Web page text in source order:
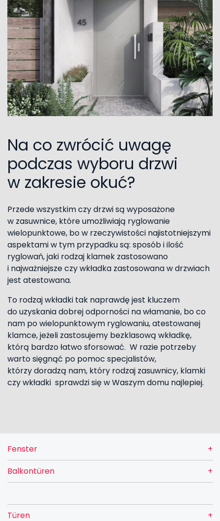
Na co zwrócić uwagę
podczas wyboru drzwi
w zakresie okuć?
Przede wszystkim czy drzwi są wyposażone
w zasuwnice, które umożliwiają ryglowanie
wielopunktowe, bo w rzeczywistości najistotniejszymi
aspektami w tym przypadku są: sposób i ilość
ryglowań, jaki rodzaj klamek zastosowano
i najważniejsze czy wkładka zastosowana w drzwiach
jest atestowana.
To rodzaj wkładki tak naprawdę jest kluczem
do uzyskania dobrej odporności na włamanie, bo co
nam po wielopunktowym ryglowaniu, atestowanej
klamce, jeżeli zastosujemy bezklasową wkładkę,
którą bardzo łatwo sforsować. W razie potrzeby
warto sięgnąć po pomoc specjalistów,
którzy doradzą nam, który rodzaj zasuwnicy, klamki
czy wkładki sprawdzi się w Waszym domu najlepiej.
Fenster
Balkontüren
Türen